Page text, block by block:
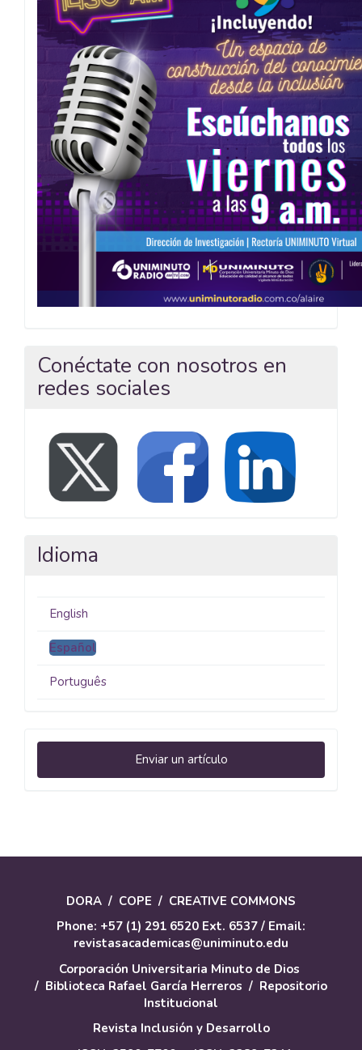
Conéctate con nosotros en
redes sociales
Idioma
English
Español
Português
Enviar
un
Enviar un artículo
DORA / COPE / CREATIVE COMMONS
Phone: +57 (1) 291 6520 Ext. 6537 / Email:
revistasacademicas@uniminuto.edu
Corporación Universitaria Minuto de Dios
/ Biblioteca Rafael García Herreros / Repositorio
Institucional
Revista Inclusión y Desarrollo